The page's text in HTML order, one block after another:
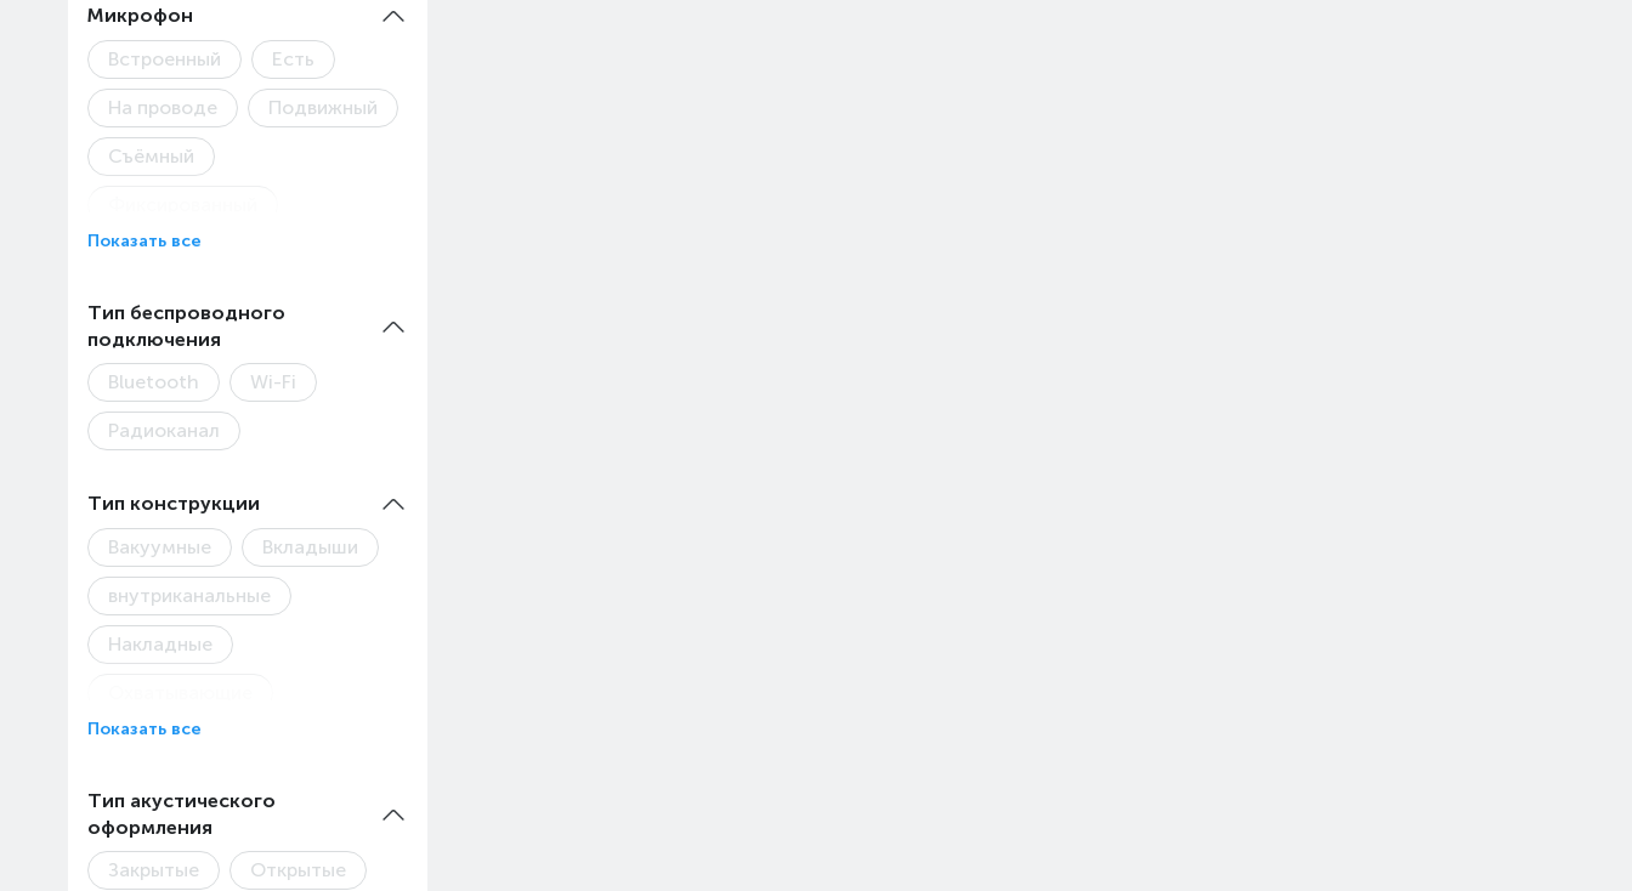
Микрофон
Встроенный
Есть
На проводе Подвижный
Съёмный
Показать все
Тип беспроводного
подключения
Bluetooth
Wi-Fi
Радиоканал
Тип конструкции
Вакуумные
Вкладыши
внутриканальные
Накладные
Полноразмерные
(TWS)
Показать все
Тип акустического
оформления
Закрытые
Открытые